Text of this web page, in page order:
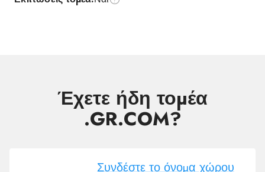
Έχετε ήδη τομέα
.GR.COM?
Συνδέστε το όνομα χώρου